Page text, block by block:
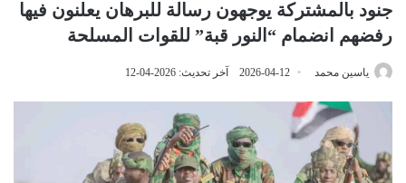
جنود بالمشتركة يوجهون رسالة للبرهان يعلنون فيها
رفضهم انضمام “النور قبة” للقوات المسلحة
ياسين محمد 2026-04-12 آخر تحديث: 2026-04-12